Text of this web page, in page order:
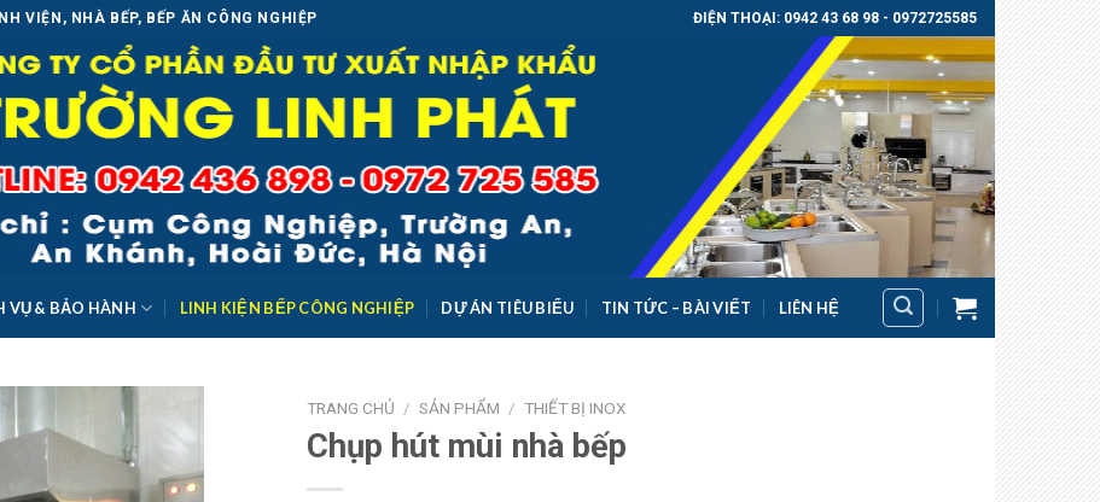
VIỆN, NHÀ BẾP, BẾP ĂN CÔNG NGHIỆP ĐIỆN THOẠI: 0942 43 68 98 - 0972725585
VỤ & BẢO HÀNH LINH KIỆN BẾP CÔNG NGHIỆP DỰ ÁN TIÊU BIỂU TIN TỨC – BÀI VIẾT LIÊN HỆ
Add to
Wishlist
TRANG CHỦ / SẢN PHẨM / THIẾT BỊ INOX
Chụp hút mùi nhà bếp